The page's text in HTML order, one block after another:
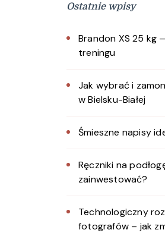
Ostatnie wpisy
Brandon XS 25 kg
treningu
Jak wybrać i
w Bielsku-Białej
Śmieszne napisy
Ręczniki na
zainwestować?
Technologiczny
fotografów – jak